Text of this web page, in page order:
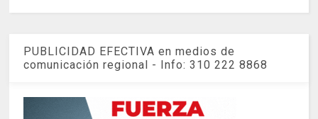
PUBLICIDAD EFECTIVA en medios de
comunicación regional - Info: 310 222 8868